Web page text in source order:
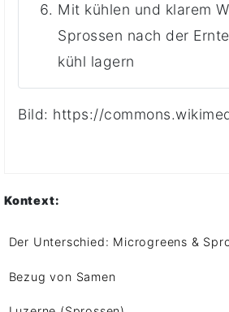
Mit kühlen und klarem
Sprossen nach der
kühl lagern
Bild: https://
Kontext:
Der Unterschied: Microgreens &
Bezug von Samen